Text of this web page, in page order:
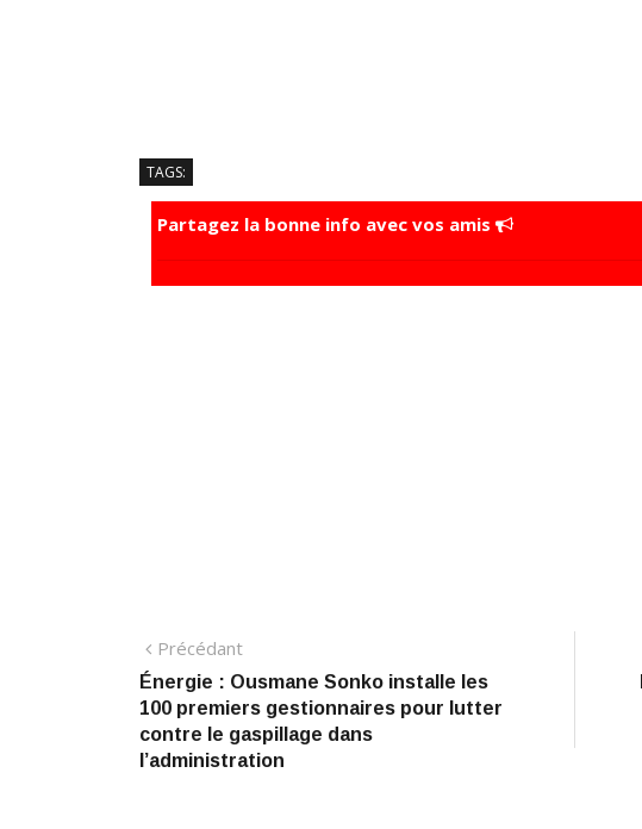
TAGS:
Partagez la bonne info avec vos amis
Navigation
de
l’article
PrécédantPrécédant:
Énergie : Ousmane Sonko installe les
100 premiers gestionnaires pour lutter
contre le gaspillage dans
l’administration